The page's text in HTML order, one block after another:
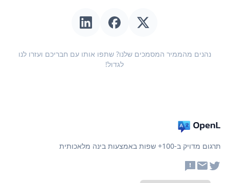
נהנים מהממיר המסמכים שלנו? שתפו אותו עם חבריכם ועזרו לנו
לגדול!
תרגום מדויק ב-100+ שפות באמצעות בינה מלאכותית